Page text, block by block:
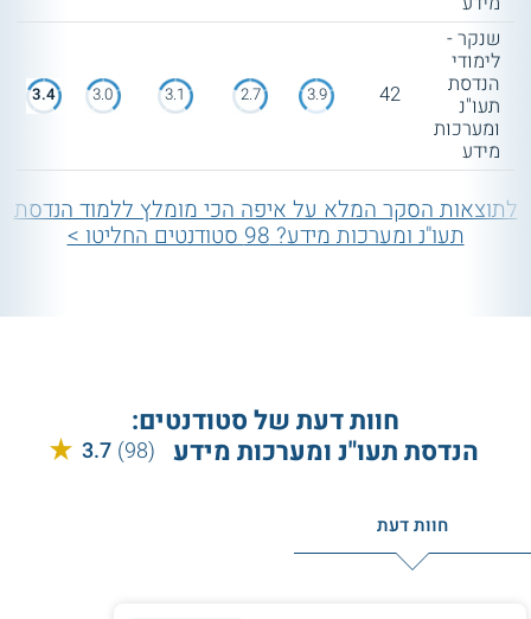
שנקר -
לימודי
הנדסת
תעו"נ
ומערכות
מידע
42
3.9
2.7
3.1
3.0
3.4
לתוצאות הסקר המלא על איפה הכי מומלץ ללמוד הנדסת
תעו"נ ומערכות מידע? 98 סטודנטים החליטו >
חוות דעת של סטודנטים:
הנדסת תעו"נ ומערכות מידע (98)
3.7
חוות דעת